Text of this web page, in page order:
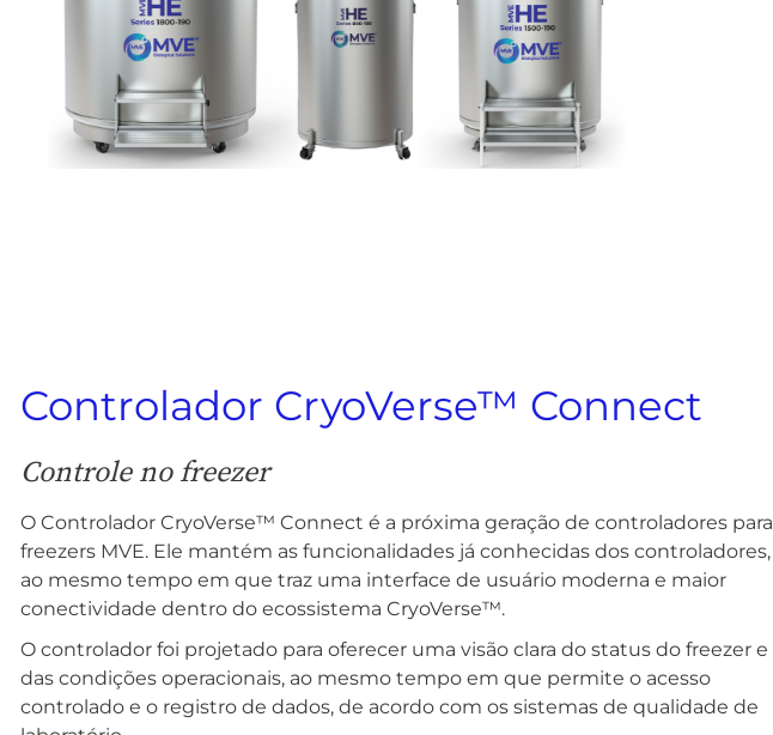
Controlador CryoVerse™ Connect
Controle no freezer
O Controlador CryoVerse™ Connect é a próxima geração de controladores para
freezers MVE. Ele mantém as funcionalidades já conhecidas dos controladores,
ao mesmo tempo em que traz uma interface de usuário moderna e maior
conectividade dentro do ecossistema CryoVerse™.
O controlador foi projetado para oferecer uma visão clara do status do freezer e
das condições operacionais, ao mesmo tempo em que permite o acesso
controlado e o registro de dados, de acordo com os sistemas de qualidade de